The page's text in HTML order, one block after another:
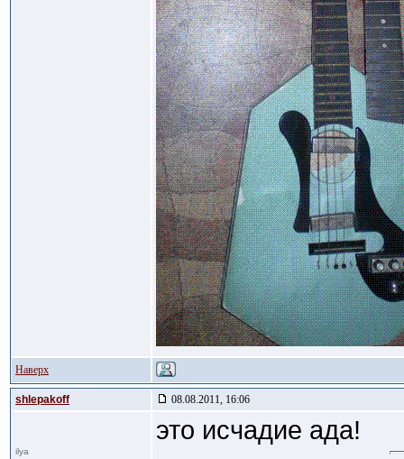
Наверх
shlepakoff 08.08.2011, 16:06
ilya
это исчадие ада!